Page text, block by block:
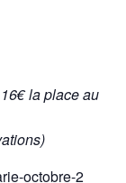
la place au
octobre-2